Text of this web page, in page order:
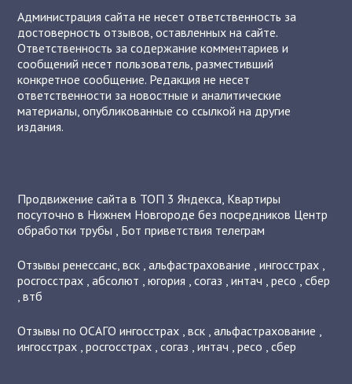
Администрация сайта не несет ответственность за
достоверность отзывов, оставленных на сайте.
Ответственность за содержание комментариев и
сообщений несет пользователь, разместивший
конкретное сообщение. Редакция не несет
ответственности за новостные и аналитические
материалы, опубликованные со ссылкой на другие
издания.
Продвижение сайта в ТОП 3 Яндекса, Квартиры
посуточно в Нижнем Новгороде без посредников Центр
обработки трубы , Бот приветствия телеграм
Отзывыренессанс,вск ,альфастрахование ,ингосстрах ,
росгосстрах ,абсолют ,югория ,согаз ,интач ,ресо ,сбер
,втб
Отзывы по ОСАГОингосстрах ,вск ,альфастрахование ,
ингосстрах ,росгосстрах ,согаз ,интач ,ресо ,сбер